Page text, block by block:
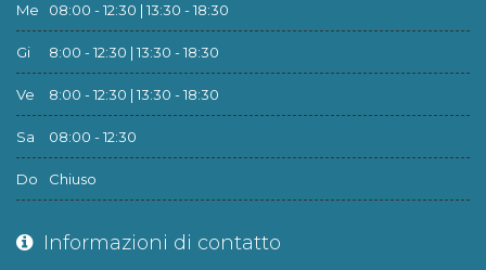
Me 08:00 - 12:30 | 13:30 - 18:30
Gi 8:00 - 12:30 | 13:30 - 18:30
Ve 8:00 - 12:30 | 13:30 - 18:30
Sa 08:00 - 12:30
Do Chiuso
Informazioni di contatto